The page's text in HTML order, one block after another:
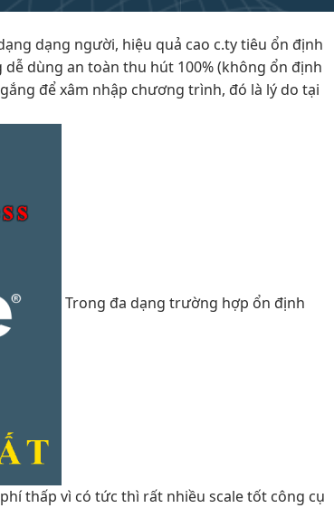
dạng người, hiệu quả cao c.ty tiêu ổn định
dễ dùng an toànthu hút 100% (không ổn định
để xâm nhập chương trình, đó là lý do tại
Trong đa dạng trường hợp ổn định
thấp vì cótức thì rất nhiềuscale tốt công cụ